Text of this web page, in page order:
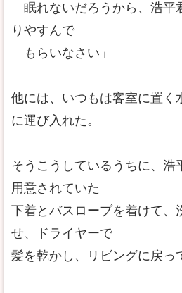
眠れないだろうから、浩平
りやすんで
もらいなさい」
他には、いつもは客室に置く
に運び入れた。
そうこうしているうちに、浩
用意されていた
下着とバスローブを着けて、
せ、ドライヤーで
髪を乾かし、リビングに戻っ